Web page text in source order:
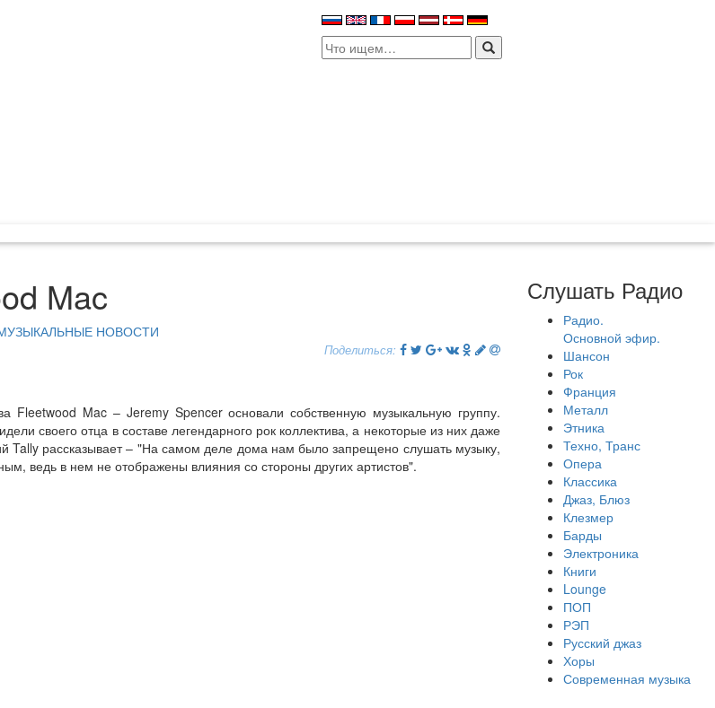
Search
for:
Mac
НОВОСТИ
Поделиться:
Fleetwood Mac – Jeremy Spencer основали собственную музыкальную группу.
своего отца в составе легендарного рок коллектива, а некоторые из них даже
Tally рассказывает – "На самом деле дома нам было запрещено слушать музыку,
ведь в нем не отображены влияния со стороны других артистов".
Слушать Радио
Радио.
Основной эфир.
Шансон
Рок
Франция
Металл
Этника
Техно, Транс
Опера
Классика
Джаз, Блюз
Клезмер
Барды
Электроника
Книги
Lounge
ПОП
РЭП
Русский джаз
Хоры
Современная музыка